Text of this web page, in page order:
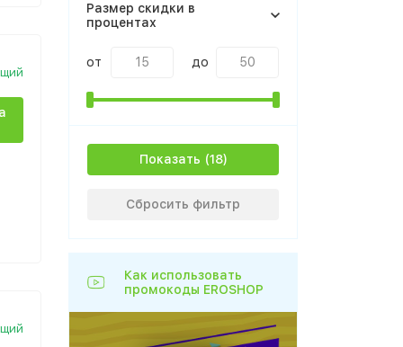
Размер скидки в
процентах
от до
Показать
Сбросить фильтр
Как использовать
промокоды EROSHOP